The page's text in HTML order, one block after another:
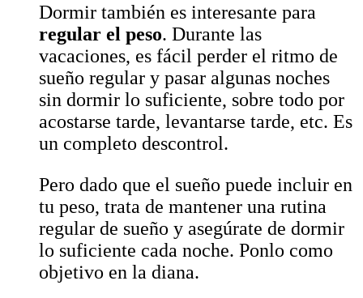
Dormir también es interesante para
regular el peso. Durante las
vacaciones, es fácil perder el ritmo de
sueño regular y pasar algunas noches
sin dormir lo suficiente, sobre todo por
acostarse tarde, levantarse tarde, etc. Es
un completo descontrol.
Pero dado que el sueño puede incluir en
tu peso, trata de mantener una rutina
regular de sueño y asegúrate de dormir
lo suficiente cada noche. Ponlo como
objetivo en la diana.